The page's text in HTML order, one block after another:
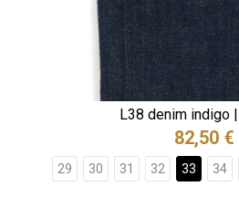
L38 denim indigo
82,50 €
29 30 31 32 33 34